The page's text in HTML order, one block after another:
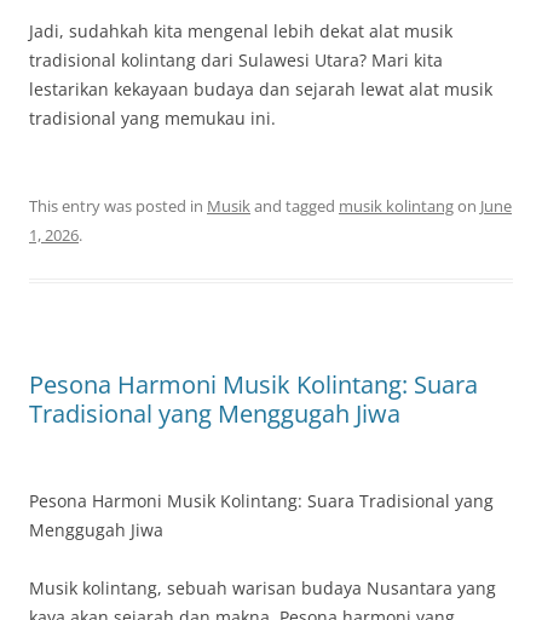
Jadi, sudahkah kita mengenal lebih dekat alat musik
tradisional kolintang dari Sulawesi Utara? Mari kita
lestarikan kekayaan budaya dan sejarah lewat alat musik
tradisional yang memukau ini.
This entry was posted in Musikand tagged musik kolintangon June
1, 2026.
Pesona Harmoni Musik Kolintang: Suara
Tradisional yang Menggugah Jiwa
Pesona Harmoni Musik Kolintang: Suara Tradisional yang
Menggugah Jiwa
Musik kolintang, sebuah warisan budaya Nusantara yang